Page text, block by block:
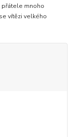
přátele mnoho
vítězi velkého